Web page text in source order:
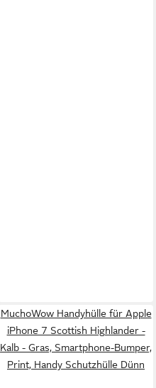
MuchoWow Handyhülle für Apple
iPhone 7 Scottish Highlander -
Kalb - Gras, Smartphone-Bumper,
Print, Handy Schutzhülle Dünn